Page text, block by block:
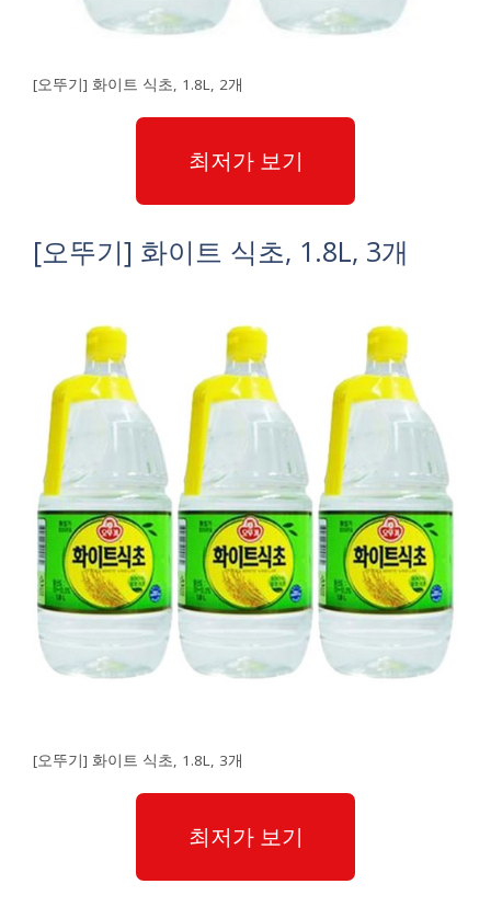
[오뚜기] 화이트 식초, 1.8L, 2개
최저가 보기
[오뚜기] 화이트 식초, 1.8L, 3개
[오뚜기] 화이트 식초, 1.8L, 3개
최저가 보기